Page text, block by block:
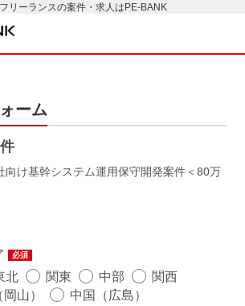
リーランスの案件・求人はPE-BANK
ーム
向け基幹システム運用保守開発案件
80万
必須
北 関東 中部
関西
山）
中国（広島）